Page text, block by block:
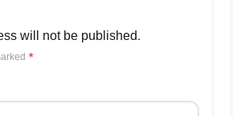
will not be published.
*